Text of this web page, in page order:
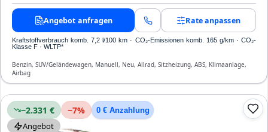
Angebot anfragen Rate anpassen
Kraftstoffverbrauch komb. 7,2 l/100 km · CO₂-Emissionen komb. 165 g/km · CO₂-
Klasse F · WLTP*
Benzin, SUV/Geländewagen, Manuell, Neu, Allrad, Sitzheizung, ABS, Klimaanlage,
Airbag
−2.331 € −7% 0 € Anzahlung
Angebot